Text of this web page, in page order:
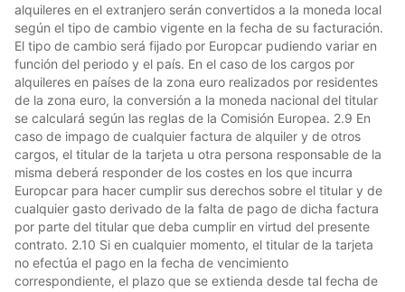
alquileres en el extranjero serán convertidos a la moneda local
según el tipo de cambio vigente en la fecha de su facturación.
El tipo de cambio será fijado por Europcar pudiendo variar en
función del periodo y el país. En el caso de los cargos por
alquileres en países de la zona euro realizados por residentes
de la zona euro, la conversión a la moneda nacional del titular
se calculará según las reglas de la Comisión Europea. 2.9 En
caso de impago de cualquier factura de alquiler y de otros
cargos, el titular de la tarjeta u otra persona responsable de la
misma deberá responder de los costes en los que incurra
Europcar para hacer cumplir sus derechos sobre el titular y de
cualquier gasto derivado de la falta de pago de dicha factura
por parte del titular que deba cumplir en virtud del presente
contrato. 2.10 Si en cualquier momento, el titular de la tarjeta
no efectúa el pago en la fecha de vencimiento
correspondiente, el plazo que se extienda desde tal fecha de